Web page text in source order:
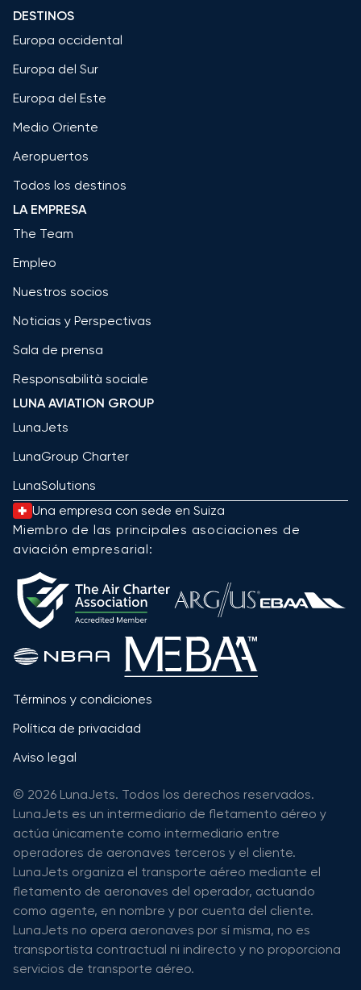
DESTINOS
Europa occidental
Europa del Sur
Europa del Este
Medio Oriente
Aeropuertos
Todos los destinos
LA EMPRESA
The Team
Empleo
Nuestros socios
Noticias y Perspectivas
Sala de prensa
Responsabilità sociale
LUNA AVIATION GROUP
LunaJets
LunaGroup Charter
LunaSolutions
Una empresa con sede en Suiza
Miembro de las principales asociaciones de
aviación empresarial:
Términos y condiciones
Política de privacidad
Aviso legal
© 2026 LunaJets. Todos los derechos reservados.
LunaJets es un intermediario de fletamento aéreo y
actúa únicamente como intermediario entre
operadores de aeronaves terceros y el cliente.
LunaJets organiza el transporte aéreo mediante el
fletamento de aeronaves del operador, actuando
como agente, en nombre y por cuenta del cliente.
LunaJets no opera aeronaves por sí misma, no es
transportista contractual ni indirecto y no proporciona
servicios de transporte aéreo.